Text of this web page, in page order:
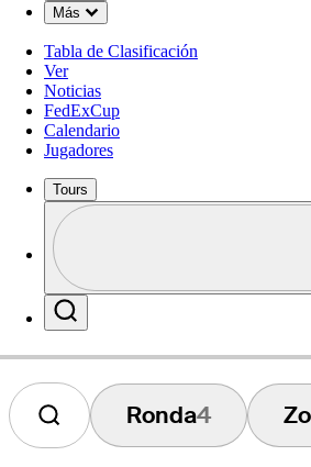
Más
Down Chevron
Tabla de Clasificación
Ver
Noticias
FedExCup
Calendario
Jugadores
Tours
Profile / PGA
Sitio Web
Ronda4